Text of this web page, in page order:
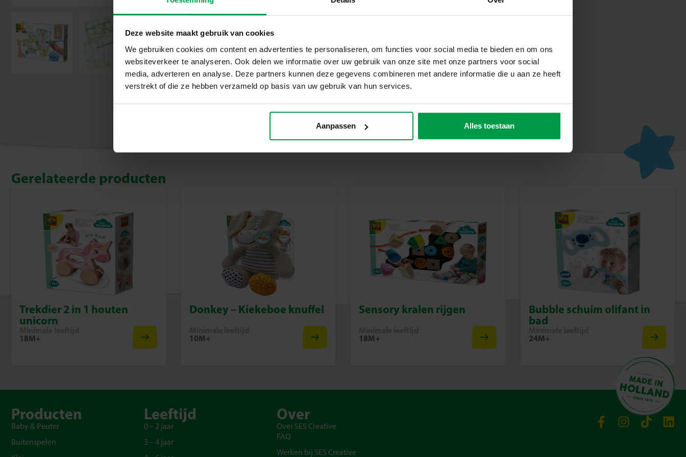
Deze website maakt gebruik van cookies
We gebruiken cookies om content en advertenties te personaliseren, om functies voor social media te bieden en om ons
websiteverkeer te analyseren. Ook delen we informatie over uw gebruik van onze site met onze partners voor social
media, adverteren en analyse. Deze partners kunnen deze gegevens combineren met andere informatie die u aan ze heeft
verstrekt of die ze hebben verzameld op basis van uw gebruik van hun services.
Aanpassen Alles toestaan
kinderen trots kunnen zijn op hun werk, wat de creativiteit en ontwikkeling stimuleert.
Begin Vandaag Nog Met Kleuren Met Water
Ontdek het plezier van kleuren zonder geknoei met Sophie la Girafe en creëer prachtige
kunstwerken met deze magische set. Perfect voor urenlang speelplezier!
Gerelateerde producten
Trekdier 2 in 1 houten
unicorn
18M+
Donkey – Kiekeboe knuffel
10M+
Sensory kralen rijgen
18M+
Bubble schuim olifant in
bad
24M+
Producten
Baby & Peuter
Buitenspelen
Leeftijd
0 – 2 jaar
3 – 4 jaar
Over
Over SES Creative
FAQ
Werken bij SES Creative